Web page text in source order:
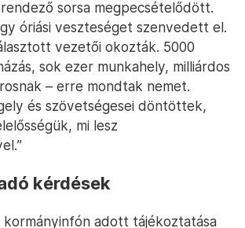
sorsa megpecsételődött.
óriási veszteséget szenvedett el.
vezetői okozták. 5000
sok ezer munkahely, milliárdos
– erre mondtak nemet.
és szövetségesei döntöttek,
mi lesz
kérdések
kormányinfón adott tájékoztatása